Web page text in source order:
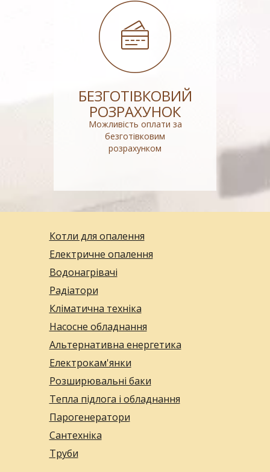
БЕЗГОТІВКОВИЙ
РОЗРАХУНОК
Можливість оплати за
безготівковим
розрахунком
Котли для опалення
Електричне опалення
Водонагрівачі
Радіатори
Кліматична техніка
Насосне обладнання
Альтернативна енергетика
Електрокам'янки
Розширювальні баки
Тепла підлога і обладнання
Парогенератори
Сантехніка
Труби